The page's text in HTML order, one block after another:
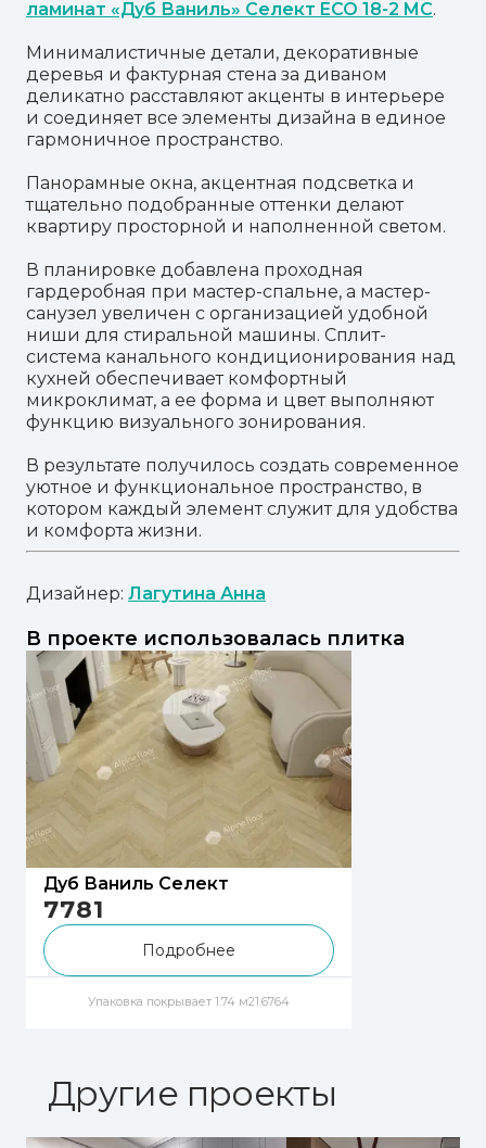
ламинат «Дуб Ваниль» Селект ECO 18-2 MC.
Минималистичные детали, декоративные
деревья и фактурная стена за диваном
деликатно расставляют акценты в интерьере
и соединяет все элементы дизайна в единое
гармоничное пространство.
Панорамные окна, акцентная подсветка и
тщательно подобранные оттенки делают
квартиру просторной и наполненной светом.
В планировке добавлена проходная
гардеробная при мастер-спальне, а мастер-
санузел увеличен с организацией удобной
ниши для стиральной машины. Сплит-
система канального кондиционирования над
кухней обеспечивает комфортный
микроклимат, а ее форма и цвет выполняют
функцию визуального зонирования.
В результате получилось создать современное
уютное и функциональное пространство, в
котором каждый элемент служит для удобства
и комфорта жизни.
Дизайнер: Лагутина Анна
В проекте использовалась плитка
Дуб Ваниль Селект
7781
Подробнее
Упаковка покрывает 1.74 м21.6764
Другие проекты